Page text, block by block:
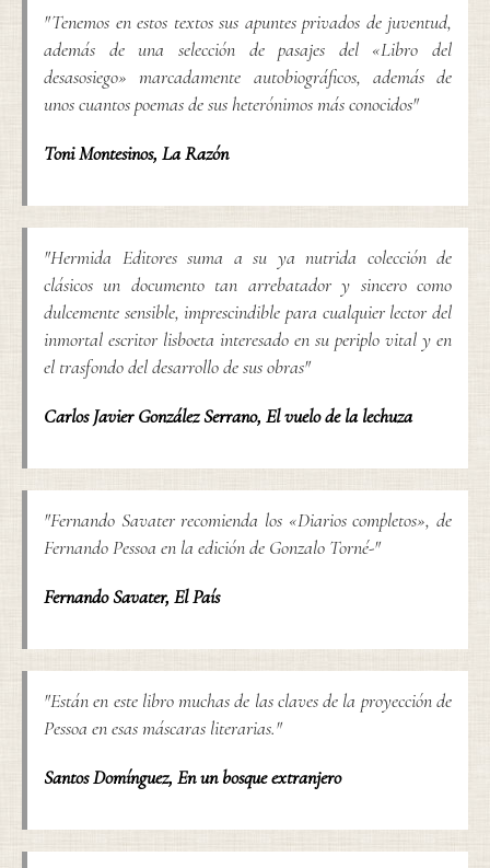
"Tenemos en estos textos sus apuntes privados de juventud,
además de una selección de pasajes del «Libro del
desasosiego» marcadamente autobiográficos, además de
unos cuantos poemas de sus heterónimos más conocidos"
Toni Montesinos, La Razón
"Hermida Editores suma a su ya nutrida colección de
clásicos un documento tan arrebatador y sincero como
dulcemente sensible, imprescindible para cualquier lector del
inmortal escritor lisboeta interesado en su periplo vital y en
el trasfondo del desarrollo de sus obras"
Carlos Javier González Serrano, El vuelo de la lechuza
"Fernando Savater recomienda los «Diarios completos», de
Fernando Pessoa en la edición de Gonzalo Torné-"
Fernando Savater, El País
"Están en este libro muchas de las claves de la proyección de
Pessoa en esas máscaras literarias."
Santos Domínguez, En un bosque extranjero